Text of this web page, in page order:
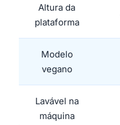
Altura da
plataforma
Modelo
vegano
Lavável na
máquina